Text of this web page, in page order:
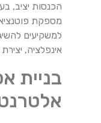
הכנסות יציב,
מספקת
למשקיעים
אינפלציה,
בניית